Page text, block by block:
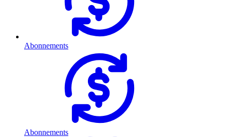
Abonnements
Abonnements